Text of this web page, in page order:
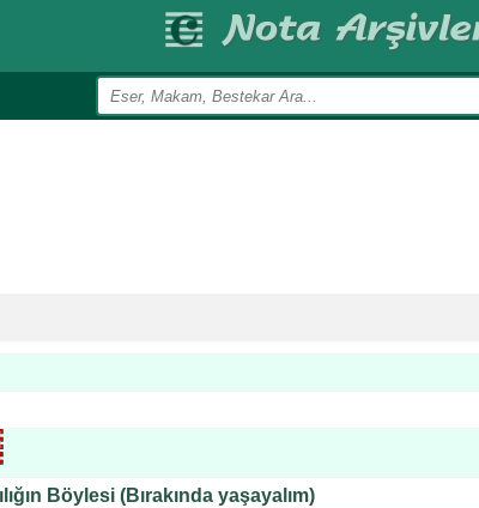
Böylesi (Bırakında yaşayalım)